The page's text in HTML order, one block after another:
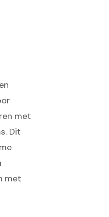
met
Dit
met